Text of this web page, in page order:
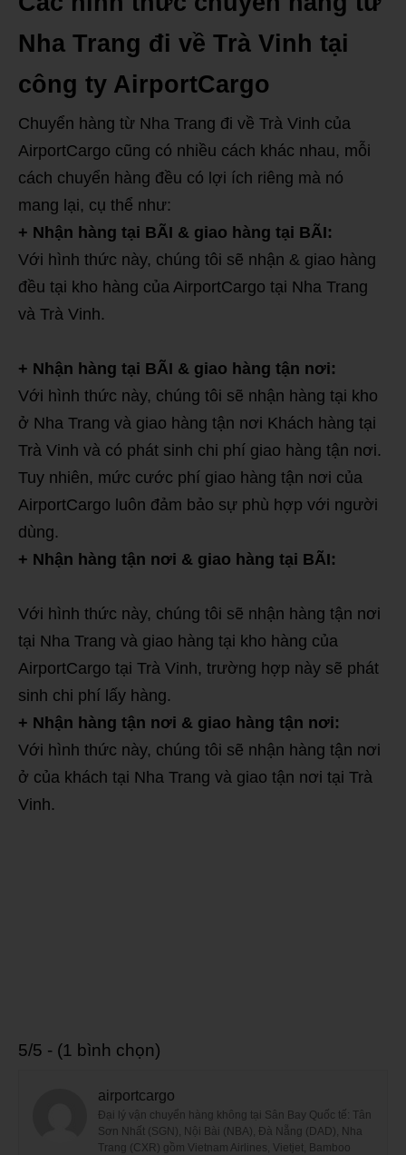
Nha Trang đi về Trà Vinh tại
công ty AirportCargo
Chuyển hàng từ Nha Trang đi về Trà Vinh của
AirportCargo cũng có nhiều cách khác nhau, mỗi
cách chuyển hàng đều có lợi ích riêng mà nó
mang lại, cụ thể như:
+ Nhận hàng tại BÃI & giao hàng tại BÃI:
Với hình thức này, chúng tôi sẽ nhận & giao hàng
đều tại kho hàng của AirportCargo tại Nha Trang
và Trà Vinh.
+ Nhận hàng tại BÃI & giao hàng tận nơi:
Với hình thức này, chúng tôi sẽ nhận hàng tại kho
ở Nha Trang và giao hàng tận nơi Khách hàng tại
Trà Vinh và có phát sinh chi phí giao hàng tận nơi.
Tuy nhiên, mức cước phí giao hàng tận nơi của
AirportCargo luôn đảm bảo sự phù hợp với người
dùng.
+ Nhận hàng tận nơi & giao hàng tại BÃI:
Với hình thức này, chúng tôi sẽ nhận hàng tận nơi
tại Nha Trang và giao hàng tại kho hàng của
AirportCargo tại Trà Vinh, trường hợp này sẽ phát
sinh chi phí lấy hàng.
+ Nhận hàng tận nơi & giao hàng tận nơi:
Với hình thức này, chúng tôi sẽ nhận hàng tận nơi
ở của khách tại Nha Trang và giao tận nơi tại Trà
Vinh.
5/5 - (1 bình chọn)
airportcargo
Đại lý vận chuyển hàng không tại Sân Bay Quốc tế: Tân
Sơn Nhất (SGN), Nội Bài (NBA), Đà Nẵng (DAD), Nha
Trang (CXR) gồm Vietnam Airlines, Vietjet, Bamboo